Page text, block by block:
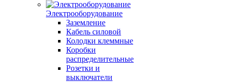
Электрооборудование
Заземление
Кабель силовой
Колодки клеммные
Коробки
распределительные
Розетки и
выключатели